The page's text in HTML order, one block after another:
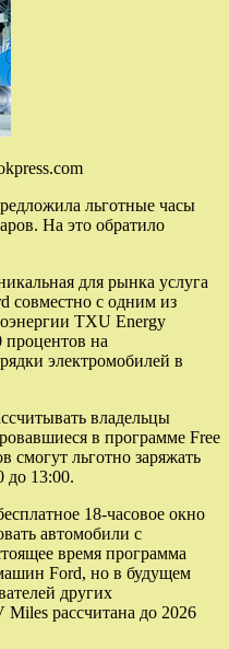
льготные часы
На это обратило
для рынка услуга
совместно с одним из
TXU Energy
процентов на
электромобилей в
владельцы
в программе Free
смогут льготно заряжать
до 13:00.
18-часовое окно
автомобили с
время программа
Ford, но в будущем
других
рассчитана до 2026